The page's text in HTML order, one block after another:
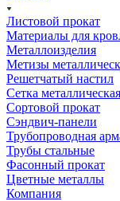
Листовой прокат
Материалы для
Металлоизделия
Метизы
Решетчатый настил
Сетка металлическая
Сортовой прокат
Сэндвич-панели
Трубопроводная
Трубы стальные
Фасонный прокат
Цветные металлы
Компания